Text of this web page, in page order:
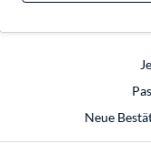
Neue